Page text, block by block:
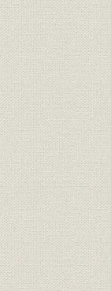
1) 光学
2) 光学
3) 日本
3. 東洋酸
第3節 スペ
1. スペリ
1) スペ
2) スペ
3) 探照